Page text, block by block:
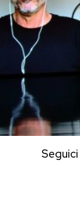
Seguici